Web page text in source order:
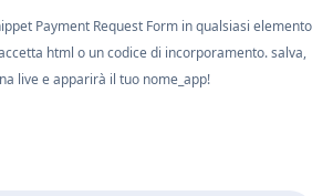
Payment Request Form in qualsiasi elemento
html o un codice di incorporamento. salva,
live e apparirà il tuo nome_app!